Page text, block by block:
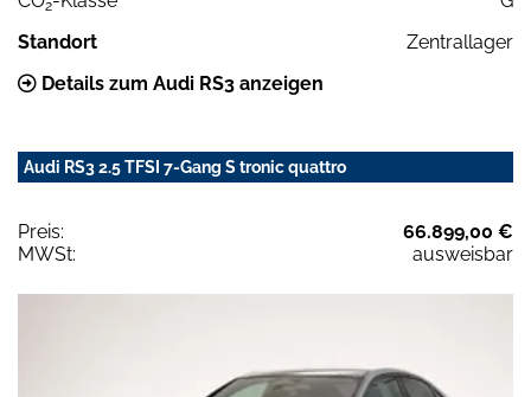
2
Standort
Zentrallager
Details zum Audi RS3 anzeigen
Audi RS3 2.5 TFSI 7-Gang S tronic quattro
Preis:
66.899,00 €
MWSt:
ausweisbar